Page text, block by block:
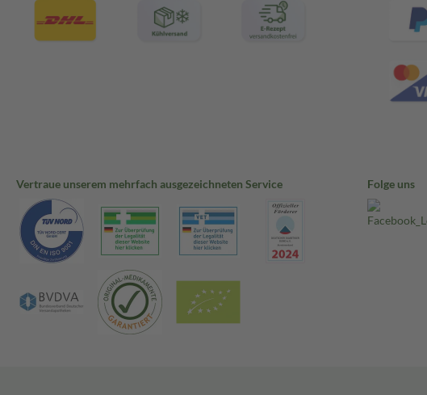
Vertraue unserem mehrfach ausgezeichneten Service Folge uns